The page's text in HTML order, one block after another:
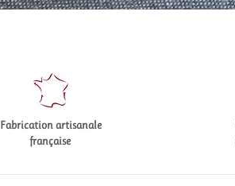
Fabrication artisanale
française